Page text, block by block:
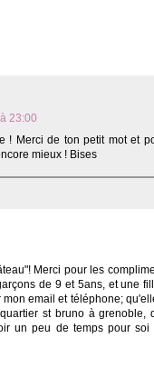
23:00
! Merci de ton petit mot et
mieux ! Bises
Merci pour les
de 9 et 5ans, et une
email et téléphone;
st bruno à
un peu de temps pour